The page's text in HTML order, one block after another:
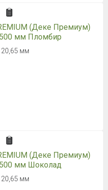
(Деке Премиум)
мм Пломбир
мм
(Деке Премиум)
мм Шоколад
мм